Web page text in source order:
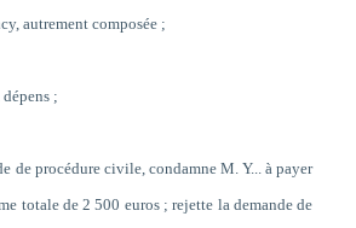
autrement composée ;
;
de procédure civile, condamne M. Y... à payer
totale de 2 500 euros ; rejette la demande de